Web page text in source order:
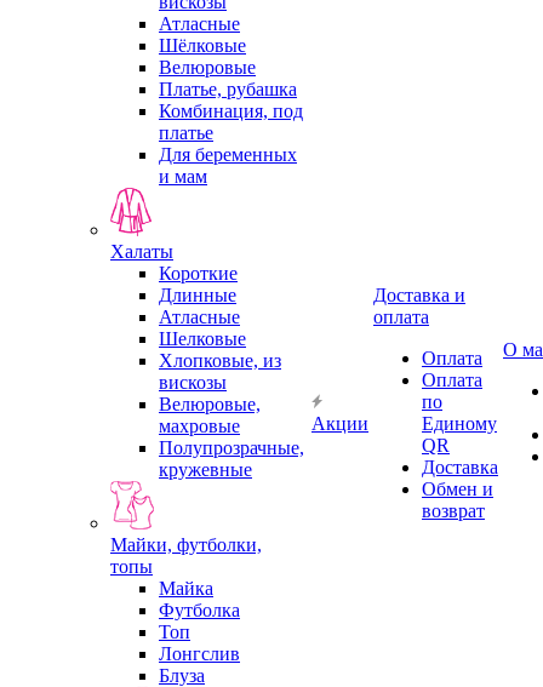
Атласные
Шёлковые
Велюровые
Платье, рубашка
Комбинация, под
платье
Для беременных
и мам
Халаты
Короткие
Длинные
Атласные
Шелковые
Хлопковые, из
вискозы
Велюровые,
махровые
Полупрозрачные,
кружевные
Майки, футболки,
топы
Майка
Футболка
Топ
Лонгслив
Блуза
Акции
Доставка и
оплата
Оплата
Оплата
по
Единому
QR
Доставка
Обмен и
возврат
О